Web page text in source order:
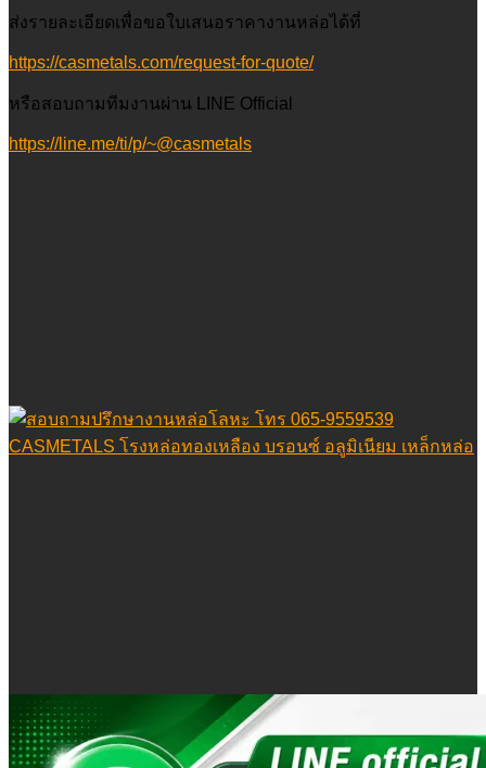
ส่งรายละเอียดเพื่อขอใบเสนอราคางานหล่อได้ที่
https://casmetals.com/request-for-quote/
หรือสอบถามทีมงานผ่าน LINE Official
https://line.me/ti/p/~@casmetals